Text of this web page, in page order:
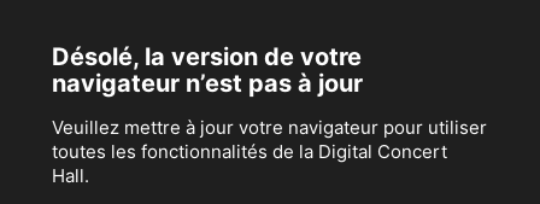
Désolé, la version de votre
navigateur n’est pas à jour
Veuillez mettre à jour votre navigateur pour utiliser
toutes les fonctionnalités de la Digital Concert
Hall.